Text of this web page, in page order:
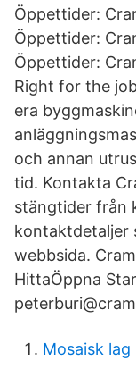
Öppettider:
Öppettider:
Öppettider:
Right for the
era
och annan
tid. Kontakta
stängtider från
kontaktdetaljer
webbsida.
HittaÖppna
Mosaisk lag